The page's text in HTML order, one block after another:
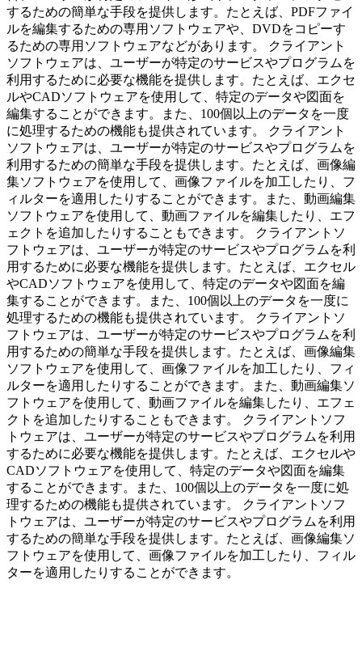
するための簡単な手段を提供します。たとえば、PDFファイ
ルを編集するための専用ソフトウェアや、DVDをコピーす
るための専用ソフトウェアなどがあります。 クライアント
ソフトウェアは、ユーザーが特定のサービスやプログラムを
利用するために必要な機能を提供します。たとえば、エクセ
ルやCADソフトウェアを使用して、特定のデータや図面を
編集することができます。また、100個以上のデータを一度
に処理するための機能も提供されています。 クライアント
ソフトウェアは、ユーザーが特定のサービスやプログラムを
利用するための簡単な手段を提供します。たとえば、画像編
集ソフトウェアを使用して、画像ファイルを加工したり、フ
ィルターを適用したりすることができます。また、動画編集
ソフトウェアを使用して、動画ファイルを編集したり、エフ
ェクトを追加したりすることもできます。 クライアントソ
フトウェアは、ユーザーが特定のサービスやプログラムを利
用するために必要な機能を提供します。たとえば、エクセル
やCADソフトウェアを使用して、特定のデータや図面を編
集することができます。また、100個以上のデータを一度に
処理するための機能も提供されています。 クライアントソ
フトウェアは、ユーザーが特定のサービスやプログラムを利
用するための簡単な手段を提供します。たとえば、画像編集
ソフトウェアを使用して、画像ファイルを加工したり、フィ
ルターを適用したりすることができます。また、動画編集ソ
フトウェアを使用して、動画ファイルを編集したり、エフェ
クトを追加したりすることもできます。 クライアントソフ
トウェアは、ユーザーが特定のサービスやプログラムを利用
するために必要な機能を提供します。たとえば、エクセルや
CADソフトウェアを使用して、特定のデータや図面を編集
することができます。また、100個以上のデータを一度に処
理するための機能も提供されています。 クライアントソフ
トウェアは、ユーザーが特定のサービスやプログラムを利用
するための簡単な手段を提供します。たとえば、画像編集ソ
フトウェアを使用して、画像ファイルを加工したり、フィル
ターを適用したりすることができます。